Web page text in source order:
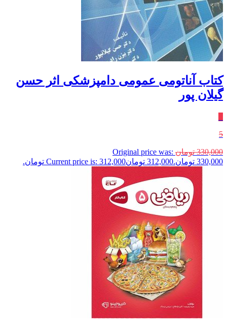
کتاب آناتومی عمومی دامپزشکی اثر حسن
گیلان پور
5
330,000 تومان Original price was:
330,000 تومان.
312,000 تومانCurrent price is: 312,000 تومان.